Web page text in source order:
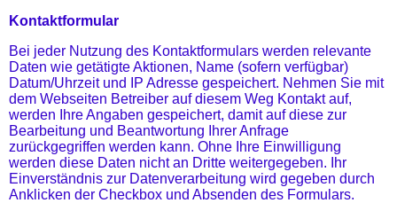
Kontaktformular
Bei jeder Nutzung des Kontaktformulars werden relevante
Daten wie getätigte Aktionen, Name (sofern verfügbar)
Datum/Uhrzeit und IP Adresse gespeichert. Nehmen Sie mit
dem Webseiten Betreiber auf diesem Weg Kontakt auf,
werden Ihre Angaben gespeichert, damit auf diese zur
Bearbeitung und Beantwortung Ihrer Anfrage
zurückgegriffen werden kann. Ohne Ihre Einwilligung
werden diese Daten nicht an Dritte weitergegeben. Ihr
Einverständnis zur Datenverarbeitung wird gegeben durch
Anklicken der Checkbox und Absenden des Formulars.